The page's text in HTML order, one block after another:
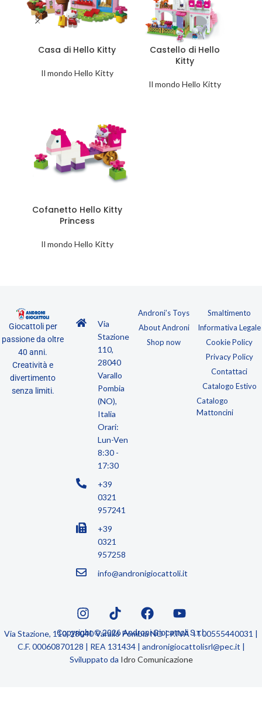
Casa di Hello Kitty
Il mondo Hello Kitty
Castello di Hello
Kitty
Il mondo Hello Kitty
Cofanetto Hello Kitty
Princess
Il mondo Hello Kitty
Giocattoli per
passione da oltre
40 anni.
Creatività e
divertimento
senza limiti.
Via
Stazione
110,
28040
Varallo
Pombia
(NO),
Italia
Orari:
Lun-Ven
8:30 -
17:30
+39
0321
957241
+39
0321
957258
info@andronigiocattoli.it
Androni’s Toys
About Androni
Shop now
Smaltimento
Informativa Legale
Cookie Policy
Privacy Policy
Contattaci
Catalogo Estivo
Catalogo
Mattoncini
Copyright © 2026 Androni Giocattoli S.r.l.
Via Stazione, 110, 28040 Varallo Pombia NO | P.IVA IT00555440031 |
C.F. 00060870128 | REA 131434 | andronigiocattolisrl@pec.it |
Sviluppato da Idro Comunicazione